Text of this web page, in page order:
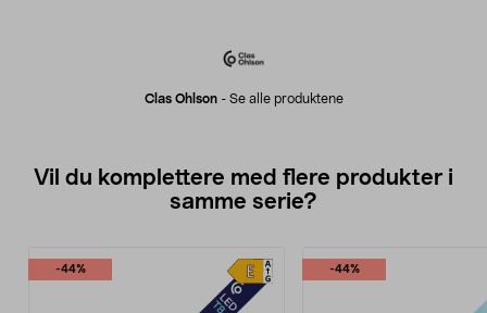
Clas Ohlson- Se alle produktene
Vil du komplettere med flere produkter i
samme serie?
-44% -44%